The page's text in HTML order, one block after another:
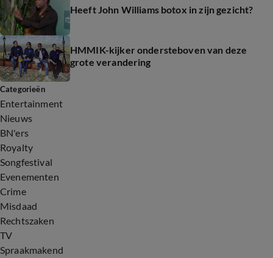
Heeft John Williams botox in zijn gezicht?
HMMIK-kijker ondersteboven van deze
grote verandering
Categorieën
Entertainment
Nieuws
BN'ers
Royalty
Songfestival
Evenementen
Crime
Misdaad
Rechtszaken
TV
Spraakmakend